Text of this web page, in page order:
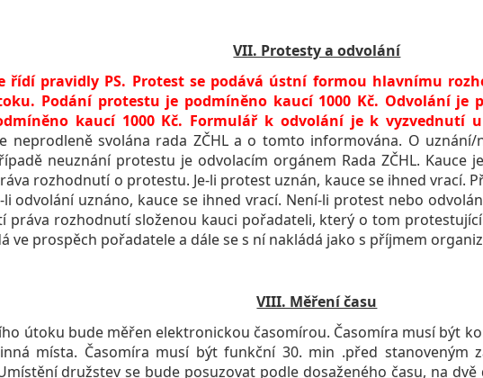
VII. Protesty a odvolání
řídí pravidly PS. Protest se podává ústní formou hlavnímu
Podání protestu je podmíněno kaucí 1000 Kč. Odvolání je
kaucí 1000 Kč. Formulář k odvolání je k vyzvednutí
neprodleně svolána rada ZČHL a o tomto informována. O
neuznání protestu je odvolacím orgánem Rada ZČHL. Kauce
rozhodnutí o protestu. Je-li protest uznán, kauce se ihned vrací.
li odvolání uznáno, kauce se ihned vrací. Není-li protest nebo
práva rozhodnutí složenou kauci pořadateli, který o tom
ve prospěch pořadatele a dále se s ní nakládá jako s příjmem
VIII. Měření času
útoku bude měřen elektronickou časomírou. Časomíra musí být
místa. Časomíra musí být funkční 30. min .před stanoveným
družstev se bude posuzovat podle dosaženého času, na